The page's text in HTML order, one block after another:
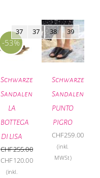
-53%
Schwarze
Sandalen
LA
BOTTEGA
DI LISA
37
CHF255.00
Ursprünglicher
Preis
CHF120.00
Aktueller
(inkl.
Schwarze
Sandalen
PUNTO
PIGRO
37 38 39
CHF259.00
(inkl.
MWSt)